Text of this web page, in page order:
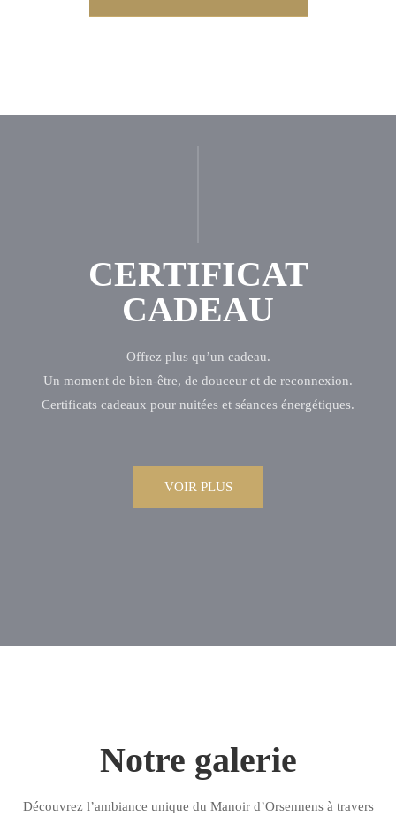
CERTIFICAT
CADEAU
Offrez plus qu’un cadeau.
Un moment de bien-être, de douceur et de reconnexion.
Certificats cadeaux pour nuitées et séances énergétiques.
VOIR PLUS
Notre galerie
Découvrez l’ambiance unique du Manoir d’Orsennens à travers